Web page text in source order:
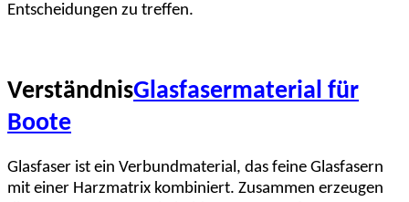
Entscheidungen zu treffen.
VerständnisGlasfasermaterial für
Boote
Glasfaser ist ein Verbundmaterial, das feine Glasfasern
mit einer Harzmatrix kombiniert. Zusammen erzeugen